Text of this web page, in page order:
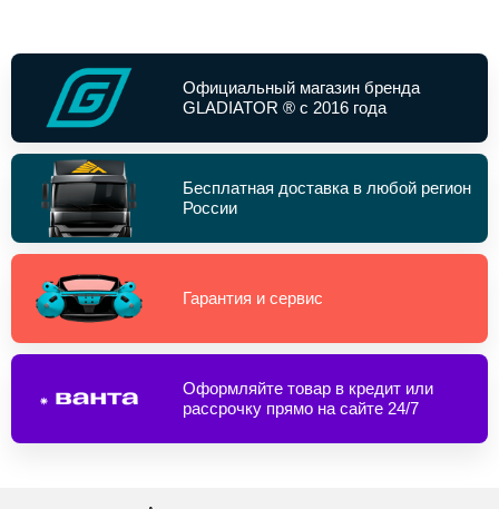
Официальный магазин бренда
GLADIATOR ® с 2016 года
Бесплатная доставка в любой регион
России
Гарантия и сервис
Оформляйте товар в кредит или
рассрочку прямо на сайте 24/7